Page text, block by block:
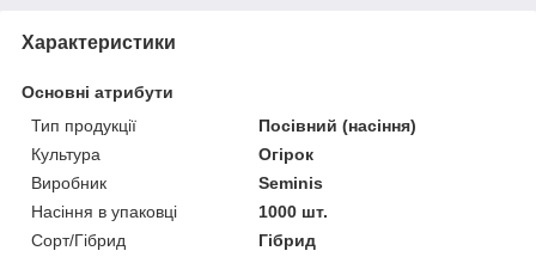
Характеристики
Основні атрибути
Тип продукції
Посівний (насіння)
Культура
Огірок
Виробник
Seminis
Насіння в упаковці
1000 шт.
Сорт/Гібрид
Гібрид